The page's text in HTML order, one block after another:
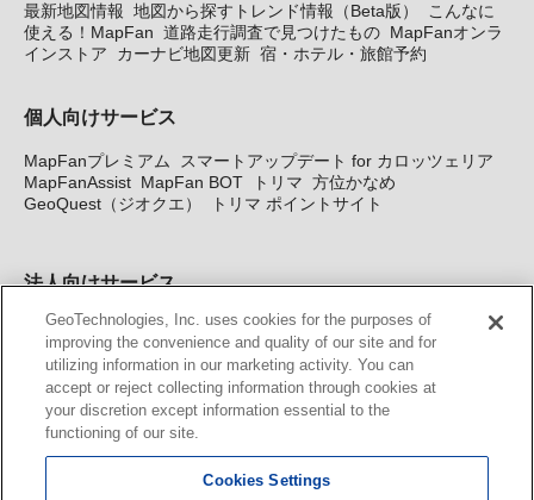
最新地図情報 地図から探すトレンド情報（Beta版）
こんなに
使える！MapFan 道路走行調査で見つけたもの MapFanオンラ
インストア
カーナビ地図更新 宿・ホテル・旅館予約
個人向けサービス
MapFanプレミアム
スマートアップデート for カロッツェリア
MapFanAssist MapFan BOT トリマ 方位かなめ
GeoQuest（ジオクエ）
トリマ ポイントサイト
法人向けサービス
法人向け地図・位置情報サービス WEBサイト・システム向け地
図API Windows PC向け地図開発キット MapFan DB 住所確認
サービス
MAP WORLD+ トリマ広告 Geo-Research
カーナビ地図更新サービス
GeoTechnologies, Inc. uses cookies for the purposes of
improving the convenience and quality of our site and for
utilizing information in our marketing activity. You can
accept or reject collecting information through cookies at
your discretion except information essential to the
functioning of our site.
Cookies Settings